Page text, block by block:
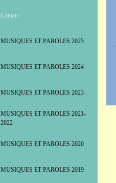
Contact
MUSIQUES ET PAROLES 2025
MUSIQUES ET PAROLES 2024
MUSIQUES ET PAROLES 2023
MUSIQUES ET PAROLES 2021-
2022
MUSIQUES ET PAROLES 2020
MUSIQUES ET PAROLES 2019